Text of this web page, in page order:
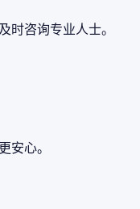
时咨询专业人士。
安心。